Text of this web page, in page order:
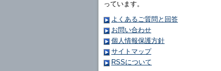
っています。
よくあるご質問と回答
お問い合わせ
個人情報保護方針
サイトマップ
RSSについて